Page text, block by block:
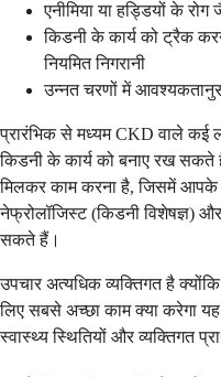
एनीमिया या हड्डियों के
किडनी के कार्य को ट्रैक
नियमित निगरानी
उन्नत चरणों में
प्रारंभिक से मध्यम CKD वाले कई
किडनी के कार्य को बनाए रख
मिलकर काम करना है, जिसमें
नेफ्रोलॉजिस्ट (किडनी विशेषज्ञ)
सकते हैं।
उपचार अत्यधिक व्यक्तिगत है
लिए सबसे अच्छा काम क्या करेगा
स्वास्थ्य स्थितियों और व्यक्तिगत